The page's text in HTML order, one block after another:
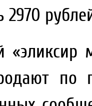
2970
«эликсир
по